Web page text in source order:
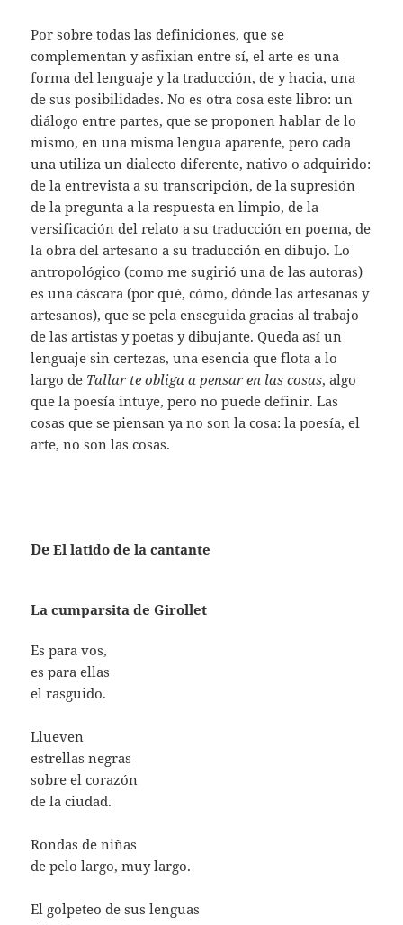
Por sobre todas las definiciones, que se
complementan y asfixian entre sí, el arte es una
forma del lenguaje y la traducción, de y hacia, una
de sus posibilidades. No es otra cosa este libro: un
diálogo entre partes, que se proponen hablar de lo
mismo, en una misma lengua aparente, pero cada
una utiliza un dialecto diferente, nativo o adquirido:
de la entrevista a su transcripción, de la supresión
de la pregunta a la respuesta en limpio, de la
versificación del relato a su traducción en poema, de
la obra del artesano a su traducción en dibujo. Lo
antropológico (como me sugirió una de las autoras)
es una cáscara (por qué, cómo, dónde las artesanas y
artesanos), que se pela enseguida gracias al trabajo
de las artistas y poetas y dibujante. Queda así un
lenguaje sin certezas, una esencia que flota a lo
largo de Tallar te obliga a pensar en las cosas, algo
que la poesía intuye, pero no puede definir. Las
cosas que se piensan ya no son la cosa: la poesía, el
arte, no son las cosas.
De El latido de la cantante
La cumparsita de Girollet
Es para vos,
es para ellas
el rasguido.
Llueven
estrellas negras
sobre el corazón
de la ciudad.
Rondas de niñas
de pelo largo, muy largo.
El golpeteo de sus lenguas